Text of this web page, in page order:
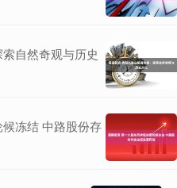
自然奇观与历史
冻结 中路股份存